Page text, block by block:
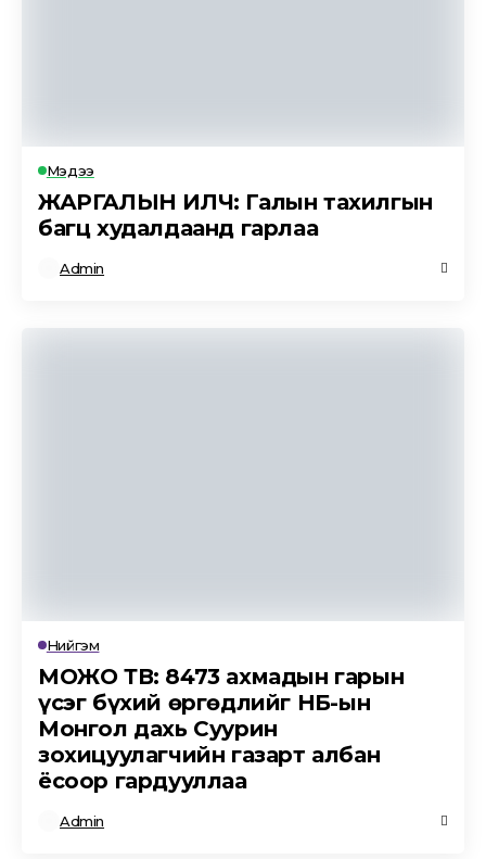
Мэдээ
ЖАРГАЛЫН ИЛЧ: Галын тахилгын
багц худалдаанд гарлаа
Admin
Нийгэм
MОЖО ТВ: 8473 ахмадын гарын
үсэг бүхий өргөдлийг НҮБ-ын
Монгол дахь Суурин
зохицуулагчийн газарт албан
ёсоор гардууллаа
Admin